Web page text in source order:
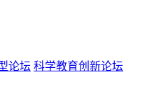
论坛 科学教育创新论坛